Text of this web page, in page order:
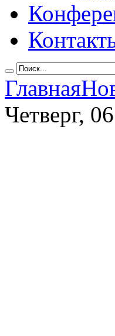
Главная
Четверг,